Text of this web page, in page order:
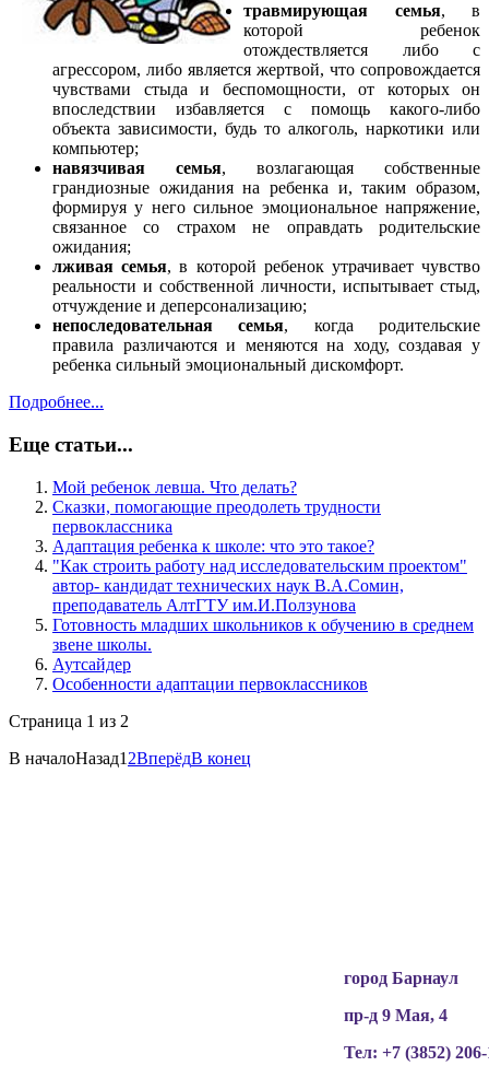
травмирующая семья, в
которой ребенок
отождествляется либо с
агрессором, либо является жертвой, что сопровождается
чувствами стыда и беспомощности, от которых он
впоследствии избавляется с помощь какого-либо
объекта зависимости, будь то алкоголь, наркотики или
компьютер;
навязчивая семья, возлагающая собственные
грандиозные ожидания на ребенка и, таким образом,
формируя у него сильное эмоциональное напряжение,
связанное со страхом не оправдать родительские
ожидания;
лживая семья, в которой ребенок утрачивает чувство
реальности и собственной личности, испытывает стыд,
отчуждение и деперсонализацию;
непоследовательная семья, когда родительские
правила различаются и меняются на ходу, создавая у
ребенка сильный эмоциональный дискомфорт.
Подробнее...
Еще статьи...
Мой ребенок левша. Что делать?
Сказки, помогающие преодолеть трудности
первоклассника
Адаптация ребенка к школе: что это такое?
"Как строить работу над исследовательским проектом"
автор- кандидат технических наук В.А.Сомин,
преподаватель АлтГТУ им.И.Ползунова
Готовность младших школьников к обучению в среднем
звене школы.
Аутсайдер
Особенности адаптации первоклассников
Страница 1 из 2
В началоНазад1 2ВперёдВ конец
город Барнаул
пр-д 9 Мая, 4
Тел: +7 (3852)